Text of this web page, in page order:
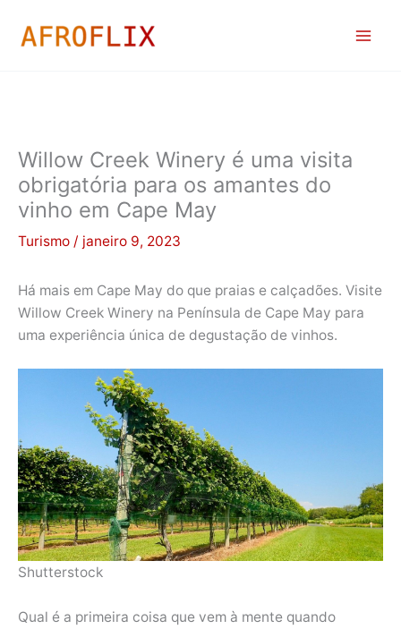
para
Willow Creek Winery é uma visita
obrigatória para os amantes do
vinho em Cape May
Turismo / janeiro 9, 2023
Há mais em Cape May do que praias e calçadões. Visite
Willow Creek Winery na Península de Cape May para
uma experiência única de degustação de vinhos.
Shutterstock
Qual é a primeira coisa que vem à mente quando